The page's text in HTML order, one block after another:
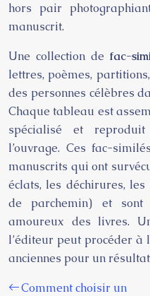
hors pair
manuscrit.
Une collection defac-
lettres, poèmes,
des personnes célèbres
Chaque tableau est
spécialisé et
l’ouvrage. Ces fac-
manuscrits qui ont
éclats, les déchirures,
de parchemin) et sont
amoureux des livres.
l’éditeur peut procéder à
anciennes pour un
Comment choisir un